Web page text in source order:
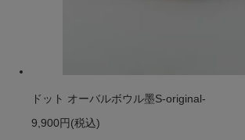
ドット オーバルボウル墨S-original-
9,900円 (税込)